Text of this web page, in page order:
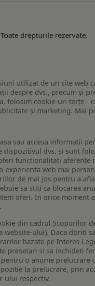
drepturile rezervate.
utilizat de un site web
despre dvs., precum și
folosim cookie-uri terțe
și marketing. Mai
sau accesa informatii
dispozitivul dvs. si sunt
functionalitati
experienta web mai
de mai jos pentru a
sa stiti ca blocarea
oferi. In orice
din cadrul Scopurilor
ului). Daca doriti
bazate pe Interes
presetari si sa inchideti
o anume
la prelucrare, prin
ului respectiv.